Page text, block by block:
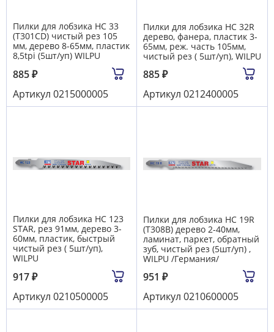
Пилки для лобзика HC 33
(T301CD) чистый рез 105
мм, дерево 8-65мм, пластик
8,5tpi (5шт/уп) WILPU
885₽
Артикул 0215000005
Пилки для лобзика HC 32R
дерево, фанера, пластик 3-
65мм, реж. часть 105мм,
чистый рез ( 5шт/уп), WILPU
885₽
Артикул 0212400005
Пилки для лобзика HC 123
STAR, рез 91мм, дерево 3-
60мм, пластик, быстрый
чистый рез ( 5шт/уп),
WILPU
917₽
Артикул 0210500005
Пилки для лобзика HC 19R
(T308B) дерево 2-40мм,
ламинат, паркет, обратный
зуб, чистый рез (5шт/уп) ,
WILPU /Германия/
951 ₽
Артикул 0210600005